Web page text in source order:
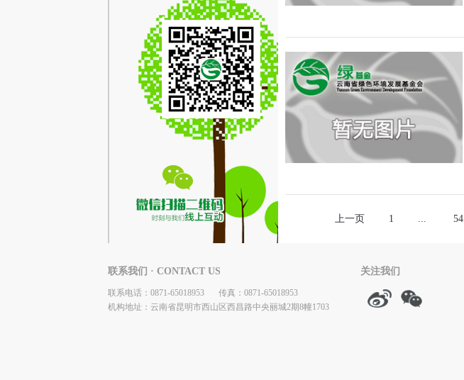
上一页 1 ... 54
联系我们 · CONTACT US
联系电话：0871-65018953
传真：0871-65018953
机构地址：云南省昆明市西山区西昌路中央丽城2期8幢1703
关注我们